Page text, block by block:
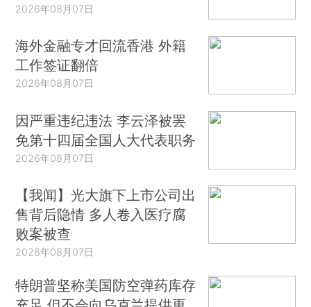
2026年08月07日
海外金融专才回流香港 外籍
工作签证翻倍
2026年08月07日
因严重违纪违法 李云泽被罢
免第十四届全国人大代表职务
2026年08月07日
【我闻】光大旗下上市公司出
售背后隐情 多人卷入医疗腐
败案被查
2026年08月07日
特朗普坚称美国防空弹药库存